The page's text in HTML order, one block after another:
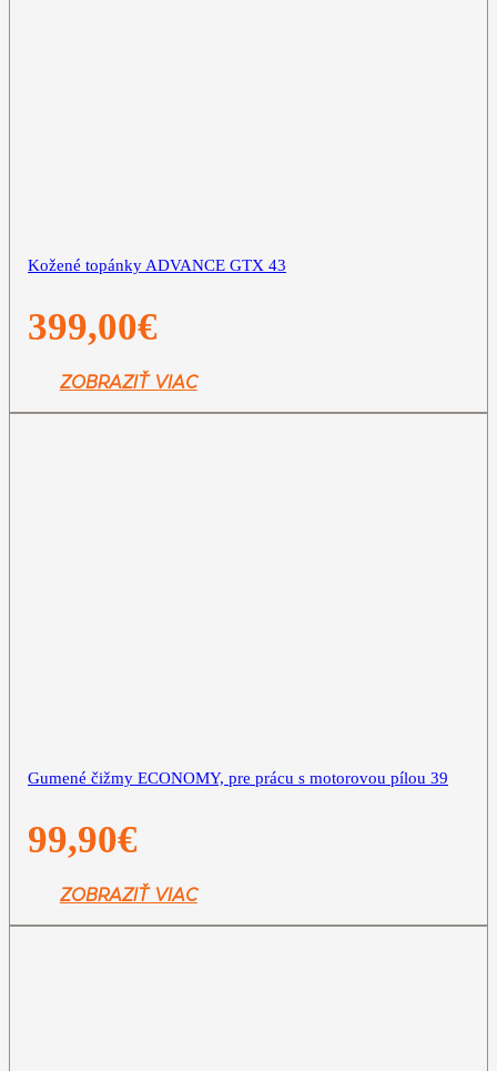
Kožené topánky ADVANCE GTX 43
399,00€
ZOBRAZIŤ VIAC
Gumené čižmy ECONOMY, pre prácu s motorovou pílou 39
99,90€
ZOBRAZIŤ VIAC